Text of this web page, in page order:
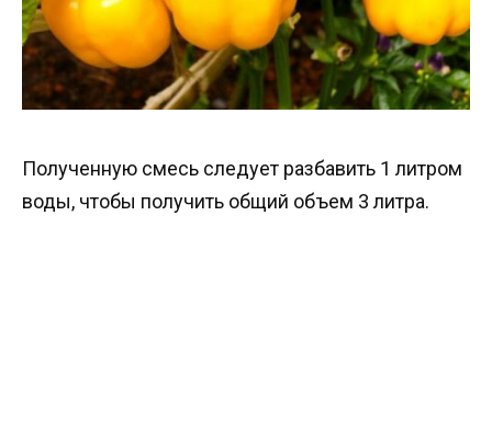
Полученную смесь следует разбавить 1 литром
воды, чтобы получить общий объем 3 литра.